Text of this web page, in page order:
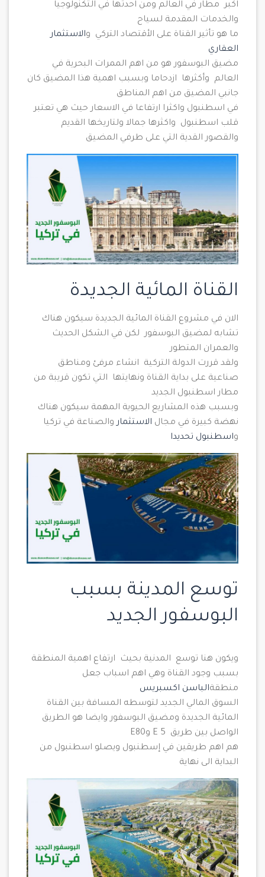
اكبر مطار في العالم ومن احدثها في التكنولوجيا
والخدمات المقدمة لسياح
ما هو تأثير القناة على الأقتصاد التركي والاستثمار
العقاري
مضيق البوسفور هو من اهم الممرات البحرية في
العالم وأكثرها ازدحاما وبسبب اهمية هذا المضيق كان
جانبي المضيق من اهم المناطق
في اسطنبول واكثرا ارتفاعا في الاسعار حيث هي تعتبر
قلب اسطنبول واكثرها جمالا ولتاريخها القديم
والقصور القدية التي على طرفي المضيق
القناة المائية الجديدة
الان في مشروع القناة المائية الجديدة سيكون هناك
تشابه لمضيق البوسفور لكن في الشكل الحديث
والعمران المتطور
ولقد قررت الدولة التركية انشاء مرفئ ومناطق
صناعية على بداية القناة ونهايتها التي تكون قريبة من
مطار اسطنبول الجديد
وبسبب هذه المشاريع الحيوية المهمة سيكون هناك
نهضة كبيرة في مجال الاستثماروالصناعة في تركيا
واسطنبول تحديدا
توسع المدينة بسبب
البوسفور الجديد
ويكون هنا توسع المدنية بحيث ارتفاع اهمية المنطقة
بسبب وجود القناة وهي اهم اسباب جعل
منطقةالباسن اكسبريس
السوق المالي الجديد لتوسطه المسافة بين القناة
المائية الجديدة ومضيق البوسفور وايضا هو الطريق
الواصل بين طريق E 5 وE80
هم اهم طريقين في إسطنبول ويصلو اسطنبول من
البداية الى نهاية